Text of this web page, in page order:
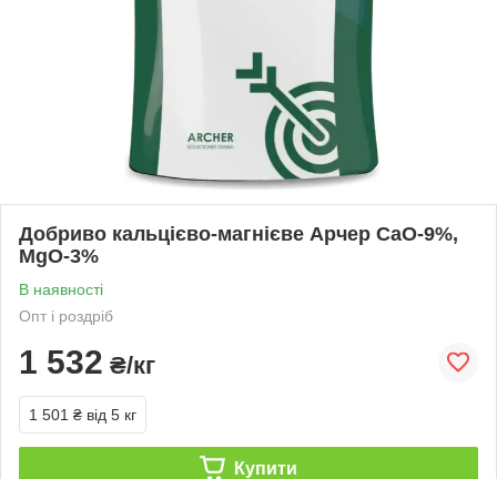
Добриво кальцієво-магнієве Арчер СаО-9%,
MgO-3%
В наявності
Опт і роздріб
1 532 ₴/кг
1 501 ₴ від 5 кг
Купити